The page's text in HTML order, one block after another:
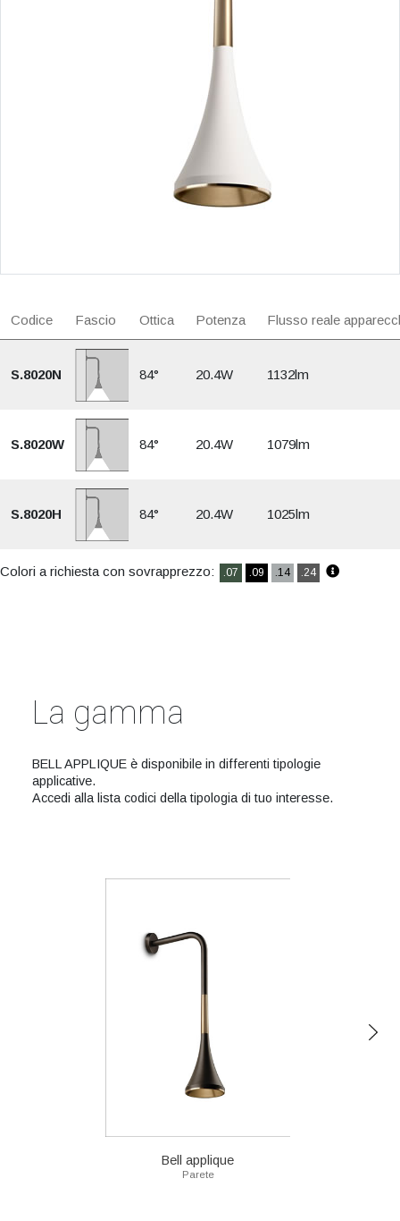
Codice Fascio Ottica Potenza Flusso reale
S.8020N 84° 20.4W 1132lm
S.8020W 84° 20.4W 1079lm
S.8020H 84° 20.4W 1025lm
Colori a richiesta con sovrapprezzo: .07 .09 .14 .24
La gamma
BELL APPLIQUE è disponibile in differenti tipologie
applicative.
Accedi alla lista codici della tipologia di tuo interesse.
Bell applique
Parete